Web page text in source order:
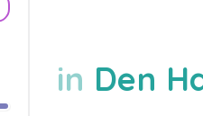
in Den